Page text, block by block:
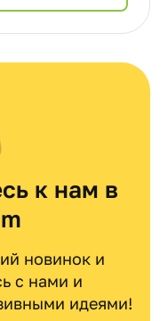
к нам в
новинок и
с нами и
идеями!